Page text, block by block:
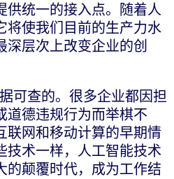
供统一的接入点。随着人
将使我们目前的生产力水
深层次上改变企业的创
可查的。很多企业都因担
道德违规行为而举棋不
联网和移动计算的早期情
技术一样，人工智能技术
的颠覆时代，成为工作结